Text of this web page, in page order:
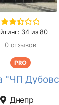
34 из 80
0 отзывов
PRO
"ЧП
Днепр